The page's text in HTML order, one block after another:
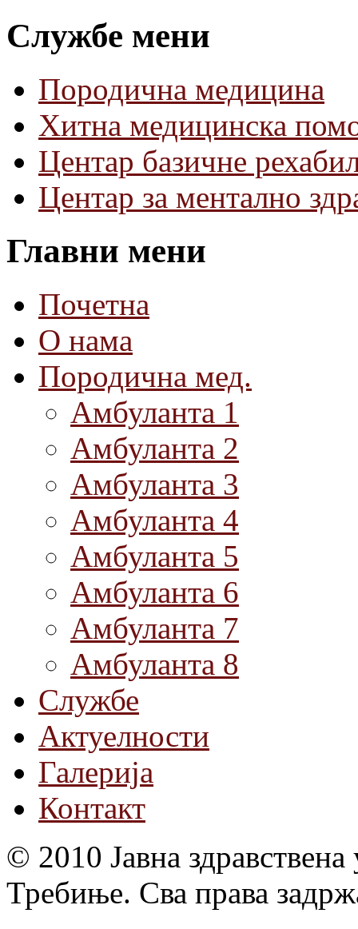
Службе мени
Породична медицина
Хитна медицинска
Центар базичне
Центар за ментално
Главни мени
Почетна
О нама
Породична мед.
Амбуланта 1
Амбуланта 2
Амбуланта 3
Амбуланта 4
Амбуланта 5
Амбуланта 6
Амбуланта 7
Амбуланта 8
Службе
Актуелности
Галерија
Контакт
© 2010 Јавна
Требиње. Сва права